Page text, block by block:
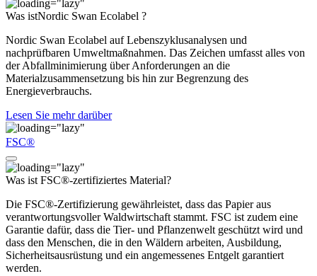
Was istNordic Swan Ecolabel ?
Nordic Swan Ecolabel auf Lebenszyklusanalysen und
nachprüfbaren Umweltmaßnahmen. Das Zeichen umfasst alles von
der Abfallminimierung über Anforderungen an die
Materialzusammensetzung bis hin zur Begrenzung des
Energieverbrauchs.
Lesen Sie mehr darüber
FSC®
Was ist FSC®-zertifiziertes Material?
Die FSC®-Zertifizierung gewährleistet, dass das Papier aus
verantwortungsvoller Waldwirtschaft stammt. FSC ist zudem eine
Garantie dafür, dass die Tier- und Pflanzenwelt geschützt wird und
dass den Menschen, die in den Wäldern arbeiten, Ausbildung,
Sicherheitsausrüstung und ein angemessenes Entgelt garantiert
werden.